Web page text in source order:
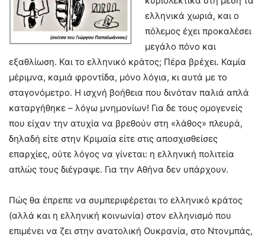
ελληνικά χωριά, και ο
πόλεμος έχει προκαλέσει
μεγάλο πόνο και
εξαθλίωση. Και το ελληνικό κράτος; Πέρα βρέχει. Καμία
μέριμνα, καμιά φροντίδα, μόνο λόγια, κι αυτά με το
σταγονόμετρο. Η ισχνή βοήθεια που δινόταν παλιά απλά
καταργήθηκε – λόγω μνημονίων! Για δε τους ομογενείς
που είχαν την ατυχία να βρεθούν στη «λάθος» πλευρά,
δηλαδή είτε στην Κριμαία είτε στις αποσχισθείσες
επαρχίες, ούτε λόγος να γίνεται: η ελληνική πολιτεία
απλώς τους διέγραψε. Για την Αθήνα δεν υπάρχουν.
Πώς θα έπρεπε να συμπεριφέρεται το ελληνικό κράτος
(αλλά και η ελληνική κοινωνία) στον ελληνισμό που
επιμένει να ζει στην ανατολική Ουκρανία, στο Ντονμπάς,